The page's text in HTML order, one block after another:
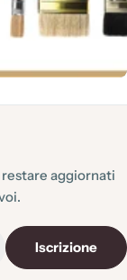
aggiornati
Iscrizione